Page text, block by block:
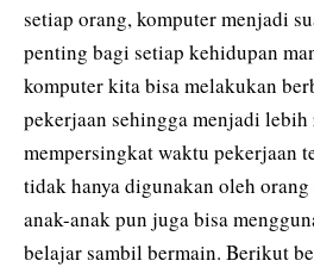
setiap orang, komputer menjadi
penting bagi setiap kehidupan
komputer kita bisa melakukan
pekerjaan sehingga menjadi
mempersingkat waktu pekerjaan
tidak hanya digunakan oleh orang
anak-anak pun juga bisa
belajar sambil bermain. Berikut